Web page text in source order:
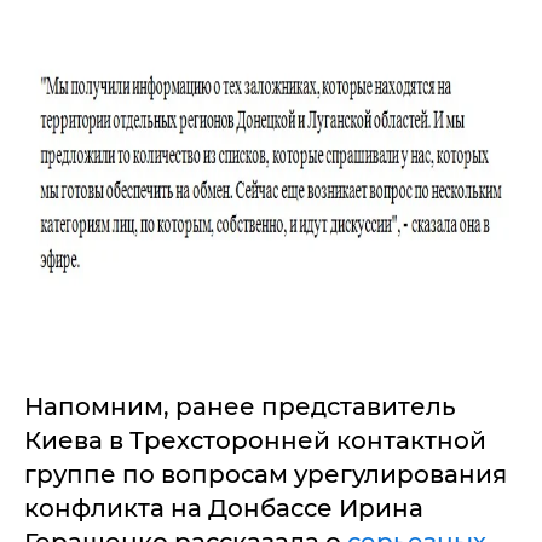
Напомним, ранее представитель
Киева в Трехсторонней контактной
группе по вопросам урегулирования
конфликта на Донбассе Ирина